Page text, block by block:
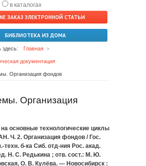
в каталогах
ЗАКАЗ ЭЛЕКТРОННОЙ СТАТЬИ
БИБЛИОТЕКА ИЗ ДОМА
здесь: Главная
документация
Организация фондов
Организация
основные технологические циклы
Ч. 2. Организация фондов / Гос.
техн. б-ка Сиб. отд-ния Рос. акад.
Н. С. Редькина ; отв. сост.: М. Ю.
О. В. Кулёва. — Новосибирск :